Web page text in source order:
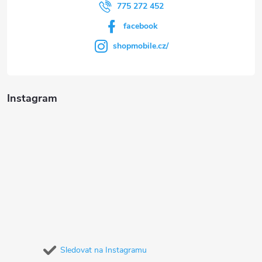
775 272 452
facebook
shopmobile.cz/
Instagram
Sledovat na Instagramu